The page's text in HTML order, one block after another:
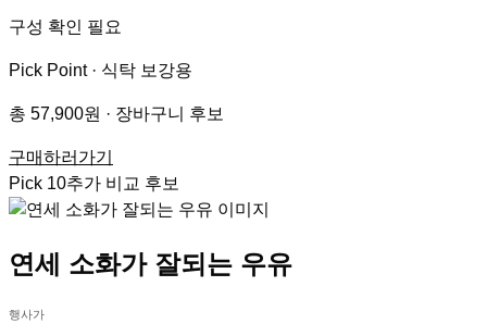
구성 확인 필요
Pick Point · 식탁 보강용
총 57,900원 · 장바구니 후보
구매하러가기
Pick 10추가 비교 후보
연세 소화가 잘되는 우유
행사가